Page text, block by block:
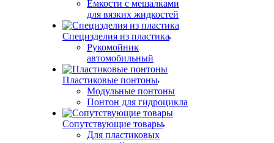
Емкости с мешалками
для вязких жидкостей
Специзделия из пластика
Рукомойник
автомобильный
Пластиковые понтоны
Модульные понтоны
Понтон для гидроцикла
Сопутствующие товары
Для пластиковых